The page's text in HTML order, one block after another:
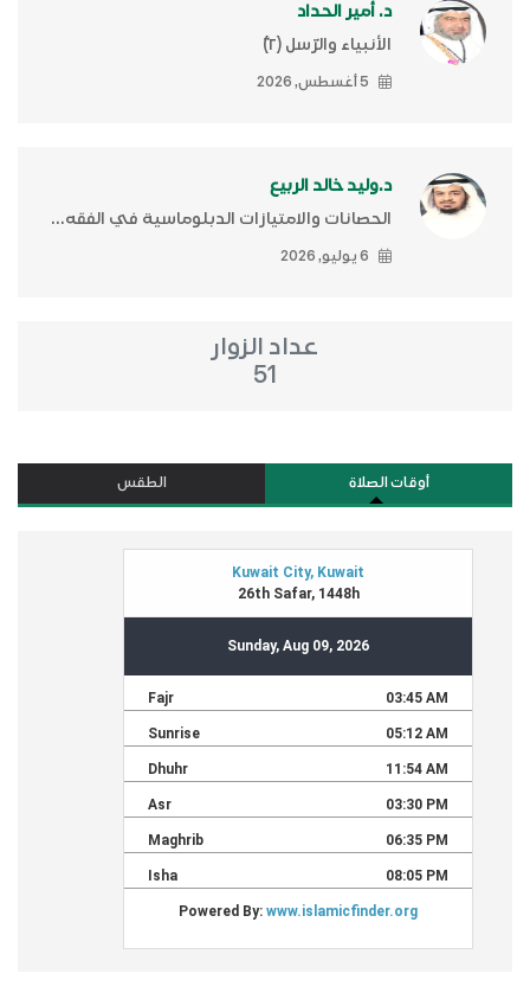
د. أمير الحداد
الأنبياء والرّسل (٢)ّ
5 أغسطس, 2026
د.وليد خالد الربيع
الحصانات والامتيازات الدبلوماسية في الفقه...
6 يوليو, 2026
عداد الزوار
51
أوقات الصلاة الطقس